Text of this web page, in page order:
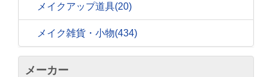
メイクアップ道具(20)
メイク雑貨・小物(434)
メーカー